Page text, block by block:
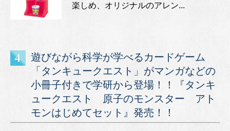
楽しめ、オリジナルのアレン...
遊びながら科学が学べるカードゲーム
「タンキュークエスト」がマンガなどの
小冊子付きで学研から登場！！『タンキ
ュークエスト 原子のモンスター アト
モンはじめてセット』発売！！